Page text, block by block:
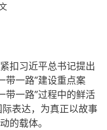
扣习近平总书记提出
带一路”建设重点案
带一路”过程中的鲜活
表达，为真正以故事
的载体。